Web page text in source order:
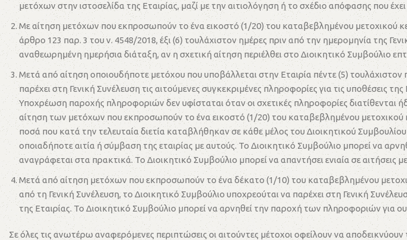
μετόχων στην ιστοσελίδα της Εταιρίας, μαζί με την αιτιολόγηση ή το σχέδιο απόφασης που
Με αίτηση μετόχων που εκπροσωπούν το ένα εικοστό (1/20) του καταβεβλημένου μετοχικού
άρθρο 123 παρ. 3 του ν. 4548/2018, έξι (6) τουλάχιστον ημέρες πριν από την ημερομηνία της
αναθεωρημένη ημερήσια διάταξη, αν η σχετική αίτηση περιέλθει στο Διοικητικό Συμβούλιο
Μετά από αίτηση οποιουδήποτε μετόχου που υποβάλλεται στην Εταιρία πέντε (5) τουλάχιστον
παρέχει στη Γενική Συνέλευση τις αιτούμενες συγκεκριμένες πληροφορίες για τις υποθέσεις
Υποχρέωση παροχής πληροφοριών δεν υφίσταται όταν οι σχετικές πληροφορίες
αίτηση των μετόχων που εκπροσωπούν το ένα εικοστό (1/20) του καταβεβλημένου μετοχικού
ποσά που κατά την τελευταία διετία καταβλήθηκαν σε κάθε μέλος του Διοικητικού
οποιαδήποτε αιτία ή σύμβαση της εταιρίας με αυτούς. Το Διοικητικό Συμβούλιο μπορεί
αναγράφεται στα πρακτικά. Το Διοικητικό Συμβούλιο μπορεί να απαντήσει ενιαία σε αιτήσεις
Μετά από αίτηση μετόχων που εκπροσωπούν το ένα δέκατο (1/10) του καταβεβλημένου
από τη Γενική Συνέλευση, το Διοικητικό Συμβούλιο υποχρεούται να παρέχει στη Γενική
της Εταιρίας. Το Διοικητικό Συμβούλιο μπορεί να αρνηθεί την παροχή των πληροφοριών για
Σε όλες τις ανωτέρω αναφερόμενες περιπτώσεις οι αιτούντες μέτοχοι οφείλουν να